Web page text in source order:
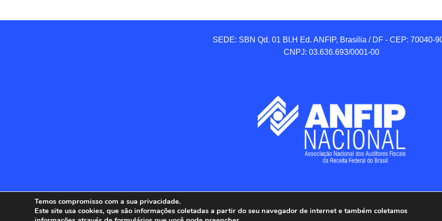
SEDE: SBN Qd. 01 BI.H Ed. ANFIP, Brasilia / DF - CEP: 70040-
CNPJ: 03.636.693/0001-00
Temos compromisso com a sua privacidade.
Este site usa cookies, que são informações coletadas a partir do seu navegador de internet e também coletamos